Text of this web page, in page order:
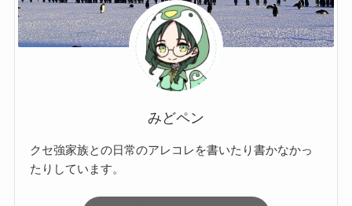
みどペン
クセ強家族との日常のアレコレを書いたり書かなかっ
たりしています。